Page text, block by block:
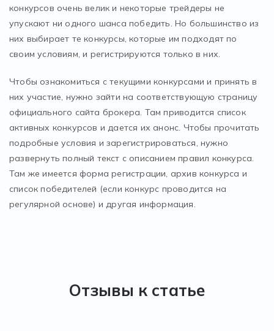
конкурсов очень велик и некоторые трейдеры не
упускают ни одного шанса победить. Но большинство из
них выбирает те конкурсы, которые им подходят по
своим условиям, и регистрируются только в них.
Чтобы ознакомиться с текущими конкурсами и принять в
них участие, нужно зайти на соответствующую страницу
официального сайта брокера. Там приводится список
активных конкурсов и дается их анонс. Чтобы прочитать
подробные условия и зарегистрироваться, нужно
развернуть полный текст с описанием правил конкурса.
Там же имеется форма регистрации, архив конкурса и
список победителей (если конкурс проводится на
регулярной основе) и другая информация.
Отзывы к статье